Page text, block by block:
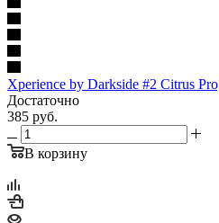
Xperience by Darkside #2 Citrus
Достаточно
385 руб.
В корзину